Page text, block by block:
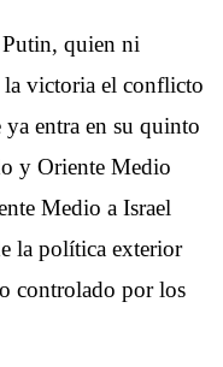
Putin, quien ni
la victoria el conflicto
ya entra en su quinto
y Oriente Medio
Medio a Israel
la política exterior
controlado por los